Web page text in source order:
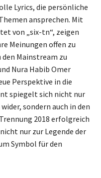
Lyrics, die persönliche
ansprechen. Mit
von „six-tn“, zeigen
Meinungen offen zu
Mainstream zu
Nura Habib Omer
Perspektive in die
spiegelt sich nicht nur
sondern auch in den
2018 erfolgreich
nur zur Legende der
Symbol für den